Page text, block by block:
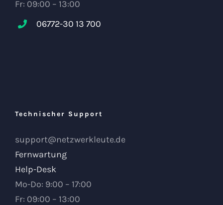
Fr: 09:00 – 13:00
06772-30 13 700
Technischer Support
support@netzwerkleute.de
Fernwartung
Help-Desk
Mo-Do: 9:00 – 17:00
Fr: 09:00 – 13:00